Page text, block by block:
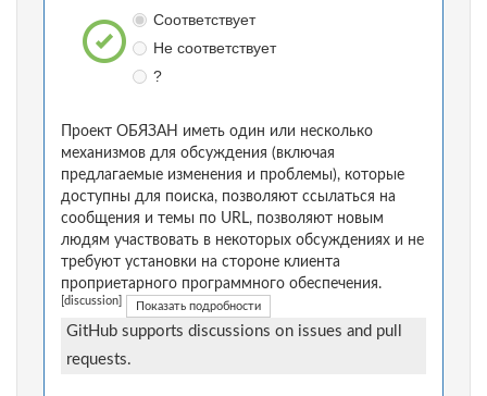
Соответствует
Не соответствует
?
Проект ОБЯЗАН иметь один или несколько
механизмов для обсуждения (включая
предлагаемые изменения и проблемы), которые
доступны для поиска, позволяют ссылаться на
сообщения и темы по URL, позволяют новым
людям участвовать в некоторых обсуждениях и не
требуют установки на стороне клиента
проприетарного программного обеспечения.
[discussion] Показать подробности
GitHub supports discussions on issues and pull
requests.